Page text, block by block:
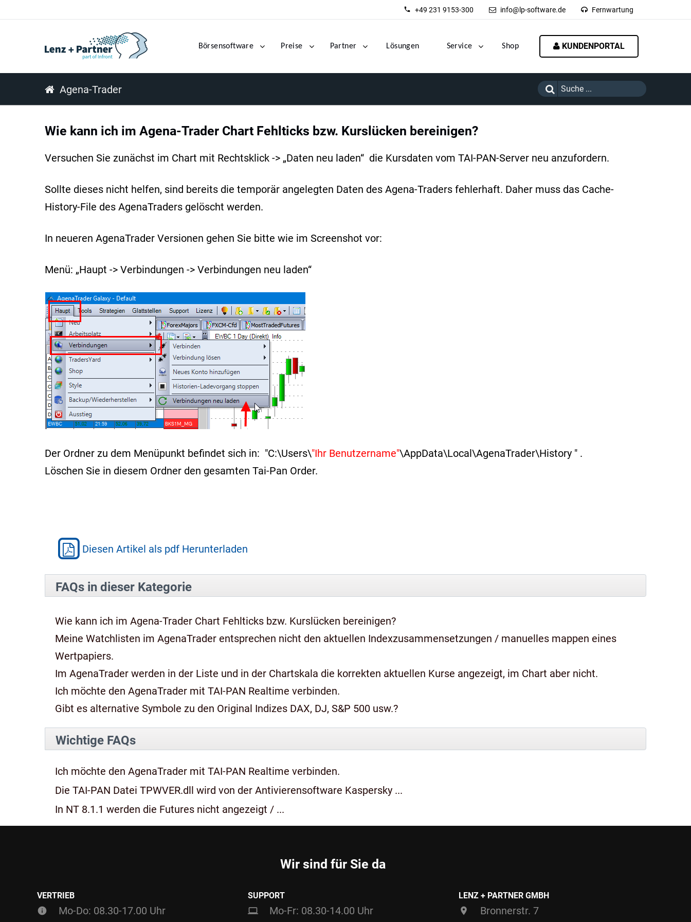
+49 231 9153-300 info@lp-software.de Fernwartung
Börsensoftware Preise Partner Lösungen Service Shop KUNDENPORTAL
Agena-Trader
Wie kann ich im Agena-Trader Chart Fehlticks bzw. Kurslücken bereinigen?
Versuchen Sie zunächst im Chart mit Rechtsklick -> „Daten neu laden“ die Kursdaten vom TAI-PAN-Server neu anzufordern.
Sollte dieses nicht helfen, sind bereits die temporär angelegten Daten des Agena-Traders fehlerhaft. Daher muss das Cache-
History-File des AgenaTraders gelöscht werden.
In neueren AgenaTrader Versionen gehen Sie bitte wie im Screenshot vor:
Menü: „Haupt -> Verbindungen -> Verbindungen neu laden“
Der Ordner zu dem Menüpunkt befindet sich in: "C:\Users\"Ihr Benutzername"\AppData\Local\AgenaTrader\History " .
Löschen Sie in diesem Ordner den gesamten Tai-Pan Order.
Diesen Artikel als pdf Herunterladen
FAQs in dieser Kategorie
Wie kann ich im Agena-Trader Chart Fehlticks bzw. Kurslücken bereinigen?
Meine Watchlisten im AgenaTrader entsprechen nicht den aktuellen Indexzusammensetzungen / manuelles mappen eines
Wertpapiers.
Im AgenaTrader werden in der Liste und in der Chartskala die korrekten aktuellen Kurse angezeigt, im Chart aber nicht.
Ich möchte den AgenaTrader mit TAI-PAN Realtime verbinden.
Gibt es alternative Symbole zu den Original Indizes DAX, DJ, S&P 500 usw.?
Wichtige FAQs
Ich möchte den AgenaTrader mit TAI-PAN Realtime verbinden.
Die TAI-PAN Datei TPWVER.dll wird von der Antivierensoftware Kaspersky ...
In NT 8.1.1 werden die Futures nicht angezeigt / ...
Wir sind für Sie da
VERTRIEB
Mo-Do: 08.30-17.00 Uhr
SUPPORT
Mo-Fr: 08.30-14.00 Uhr
LENZ + PARTNER GMBH
Bronnerstr. 7